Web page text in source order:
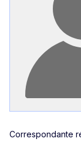
Correspondante